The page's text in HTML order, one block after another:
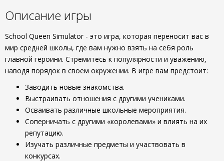
Описание игры
School Queen Simulator - это игра, которая переносит вас в
мир средней школы, где вам нужно взять на себя роль
главной героини. Стремитесь к популярности и уважению,
наводя порядок в своем окружении. В игре вам предстоит:
Заводить новые знакомства.
Выстраивать отношения с другими учениками.
Осваивать различные школьные мероприятия.
Соперничать с другими «королевами» и влиять на их
репутацию.
Изучать различные предметы и участвовать в
конкурсах.